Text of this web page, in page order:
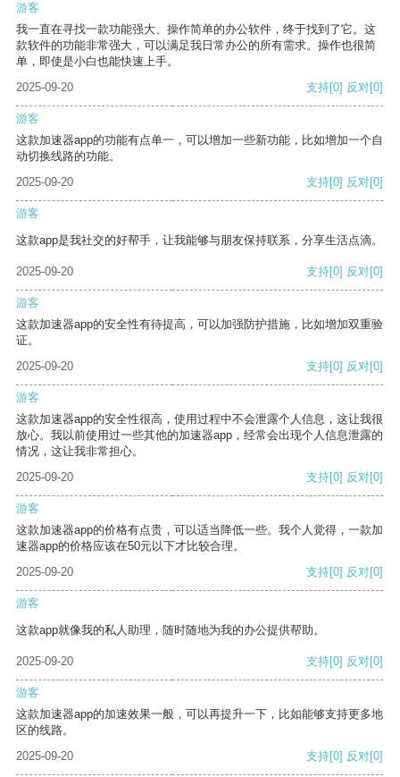
游客
我一直在寻找一款功能强大、操作简单的办公软件，终于找到了它。这
款软件的功能非常强大，可以满足我日常办公的所有需求。操作也很简
单，即使是小白也能快速上手。
2025-09-20
支持[0] 反对[0]
游客
这款加速器app的功能有点单一，可以增加一些新功能，比如增加一个自
动切换线路的功能。
2025-09-20
支持[0] 反对[0]
游客
这款app是我社交的好帮手，让我能够与朋友保持联系，分享生活点滴。
2025-09-20 支持[0] 反对[0]
游客
这款加速器app的安全性有待提高，可以加强防护措施，比如增加双重验
证。
2025-09-20
支持[0] 反对[0]
游客
这款加速器app的安全性很高，使用过程中不会泄露个人信息，这让我很
放心。我以前使用过一些其他的加速器app，经常会出现个人信息泄露的
情况，这让我非常担心。
2025-09-20
支持[0] 反对[0]
游客
这款加速器app的价格有点贵，可以适当降低一些。我个人觉得，一款加
速器app的价格应该在50元以下才比较合理。
2025-09-20
支持[0] 反对[0]
游客
这款app就像我的私人助理，随时随地为我的办公提供帮助。
2025-09-20 支持[0] 反对[0]
游客
这款加速器app的加速效果一般，可以再提升一下，比如能够支持更多地
区的线路。
2025-09-20
支持[0] 反对[0]